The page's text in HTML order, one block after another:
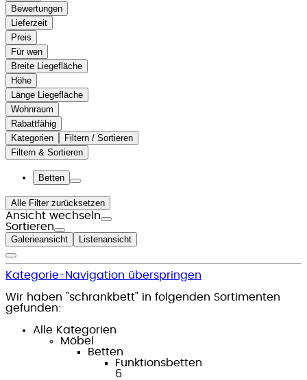
Bewertungen
Lieferzeit
Preis
Für wen
Breite Liegefläche
Höhe
Länge Liegefläche
Wohnraum
Rabattfähig
Kategorien
Filtern / Sortieren
Filtern & Sortieren
Betten
Alle Filter zurücksetzen
Ansicht wechseln
Sortieren
Galerieansicht Listenansicht
Kategorie-Navigation überspringen
Wir haben "schrankbett" in folgenden Sortimenten
gefunden:
Alle Kategorien
Möbel
Betten
Funktionsbetten
6